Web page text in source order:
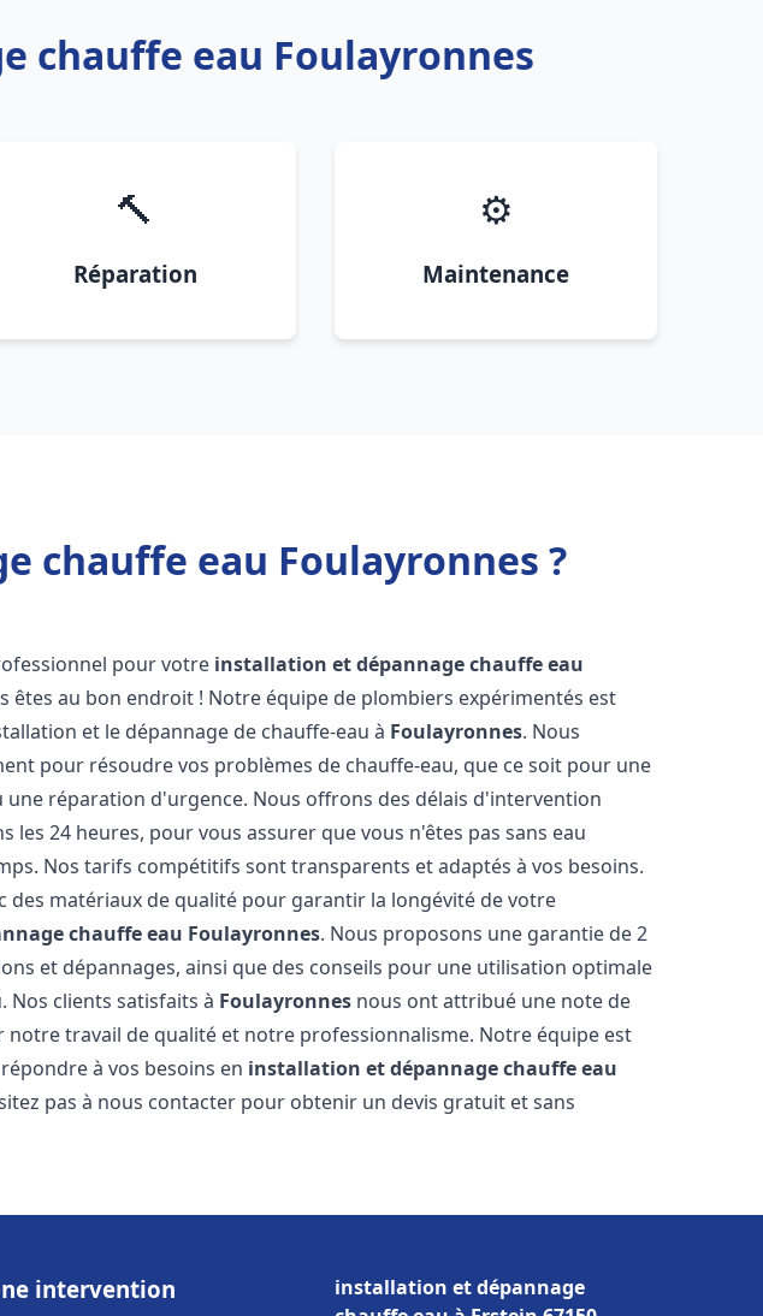
chauffe eau Foulayronnes
🔨
Réparation
⚙️
Maintenance
chauffe eau Foulayronnes ?
pour votre installation et dépannage chauffe eau
êtes au bon endroit ! Notre équipe de plombiers expérimentés est
et le dépannage de chauffe-eau à Foulayronnes. Nous
pour résoudre vos problèmes de chauffe-eau, que ce soit pour une
une réparation d'urgence. Nous offrons des délais d'intervention
les 24 heures, pour vous assurer que vous n'êtes pas sans eau
Nos tarifs compétitifs sont transparents et adaptés à vos besoins.
des matériaux de qualité pour garantir la longévité de votre
chauffe eau Foulayronnes. Nous proposons une garantie de 2
et dépannages, ainsi que des conseils pour une utilisation optimale
Nos clients satisfaits à Foulayronnes nous ont attribué une note de
notre travail de qualité et notre professionnalisme. Notre équipe est
à vos besoins en installation et dépannage chauffe eau
pas à nous contacter pour obtenir un devis gratuit et sans
intervention
installation et dépannage